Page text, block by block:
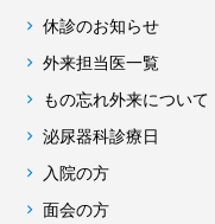
休診のお知らせ
外来担当医一覧
もの忘れ外来について
泌尿器科診療日
入院の方
面会の方